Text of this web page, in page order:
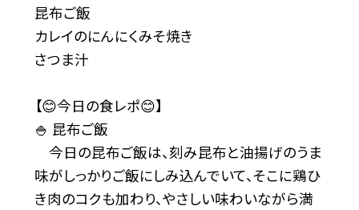
昆布ご飯
カレイのにんにくみそ焼き
さつま汁
【😊今日の食レポ😊】
🍚 昆布ご飯
今日の昆布ご飯は、刻み昆布と油揚げのうま
味がしっかりご飯にしみ込んでいて、そこに鶏ひ
き肉のコクも加わり、やさしい味わいながら満